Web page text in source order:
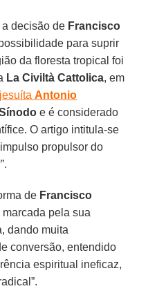
a decisão de Francisco
para suprir
da floresta tropical foi
La Civiltà Cattolica, em
Antonio
e é considerado
O artigo intitula-se
propulsor do
de Francisco
pela sua
dando muita
conversão, entendido
espiritual ineficaz,